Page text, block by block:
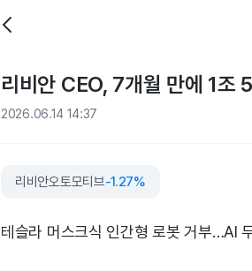
리비안 CEO, 7개월 만에 1
2026.06.14 14:37
리비안오토모티브-1.27%
테슬라 머스크식 인간형 로봇 거부…AI